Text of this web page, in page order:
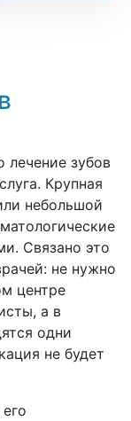
зубов
Крупная
небольшой
Связано это
не нужно
центре
а в
одни
не будет